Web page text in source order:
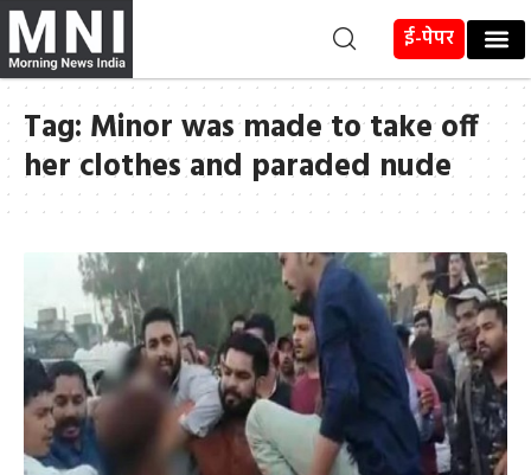
ई-पेपर
Tag: Minor was made to take off
her clothes and paraded nude